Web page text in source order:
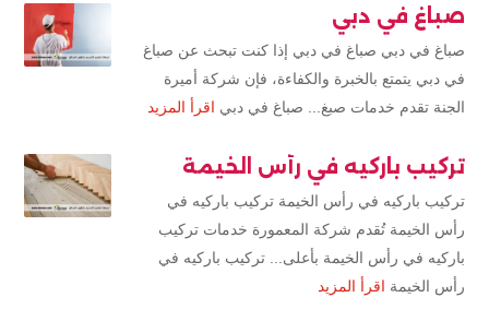
صباغ في دبي
صباغ في دبي صباغ في دبي إذا كنت تبحث عن صباغ
في دبي يتمتع بالخبرة والكفاءة، فإن شركة أميرة
الجنة تقدم خدمات صبغ... صباغ في دبي اقرأ المزيد
تركيب باركيه في رأس الخيمة
تركيب باركيه في رأس الخيمة تركيب باركيه في
رأس الخيمة تُقدم شركة المعمورة خدمات تركيب
باركيه في رأس الخيمة بأعلى... تركيب باركيه في
رأس الخيمة اقرأ المزيد